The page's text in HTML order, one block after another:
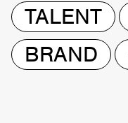
TALENT
BRAND